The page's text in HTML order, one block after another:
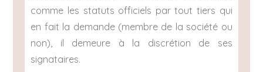
comme les statuts officiels par tout tiers qui
en fait la demande (membre de la société ou
non), il demeure à la discrétion de ses
signataires.